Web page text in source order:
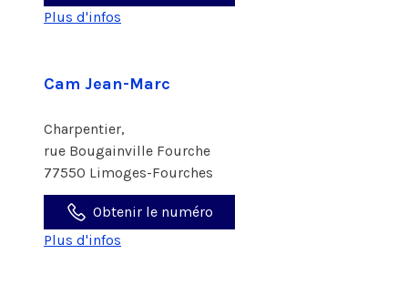
Plus d'infos
Cam Jean-Marc
Charpentier,
rue Bougainville Fourche
77550 Limoges-Fourches
Obtenir le numéro
Plus d'infos